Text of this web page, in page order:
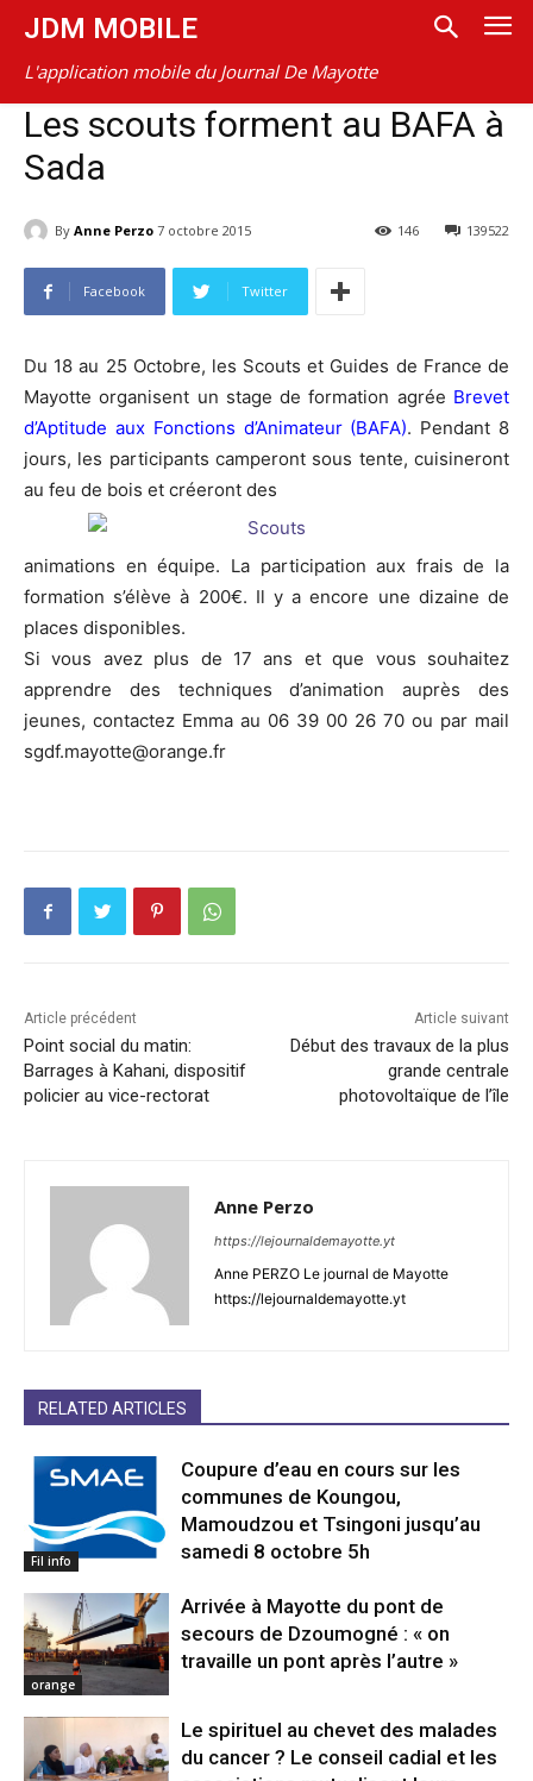
JDM MOBILE
L'application mobile du Journal De Mayotte
Les scouts forment au BAFA à
Sada
By Anne Perzo 7 octobre 2015 139522
146
Facebook Twitter
Du 18 au 25 Octobre, les Scouts et Guides de France de
Mayotte organisent un stage de formation agrée Brevet
d’Aptitude aux Fonctions d’Animateur (BAFA). Pendant 8
jours, les participants camperont sous tente, cuisineront
au feu de bois et créeront des
animations en équipe. La participation aux frais de la
formation s’élève à 200€. Il y a encore une dizaine de
places disponibles.
Si vous avez plus de 17 ans et que vous souhaitez
apprendre des techniques d’animation auprès des
jeunes, contactez Emma au 06 39 00 26 70 ou par mail
sgdf.mayotte@orange.fr
Article précédent
Point social du matin:
Barrages à Kahani, dispositif
policier au vice-rectorat
Article suivant
Début des travaux de la plus
grande centrale
photovoltaïque de l’île
Anne Perzo
https://lejournaldemayotte.yt
Anne PERZO Le journal de Mayotte
https://lejournaldemayotte.yt
RELATED ARTICLES
Fil info
Coupure d’eau en cours sur les
communes de Koungou,
Mamoudzou et Tsingoni jusqu’au
samedi 8 octobre 5h
orange
Arrivée à Mayotte du pont de
secours de Dzoumogné : « on
travaille un pont après l’autre »
Le spirituel au chevet des malades
du cancer ? Le conseil cadial et les